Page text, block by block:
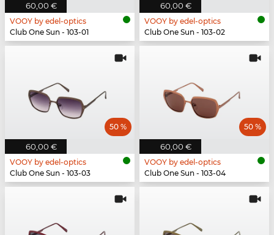
60,00 €
VOOY by edel-optics
Club One Sun - 103-01
60,00 €
VOOY by edel-optics
Club One Sun - 103-02
60,00 €
50 %
VOOY by edel-optics
Club One Sun - 103-03
60,00 €
50 %
VOOY by edel-optics
Club One Sun - 103-04